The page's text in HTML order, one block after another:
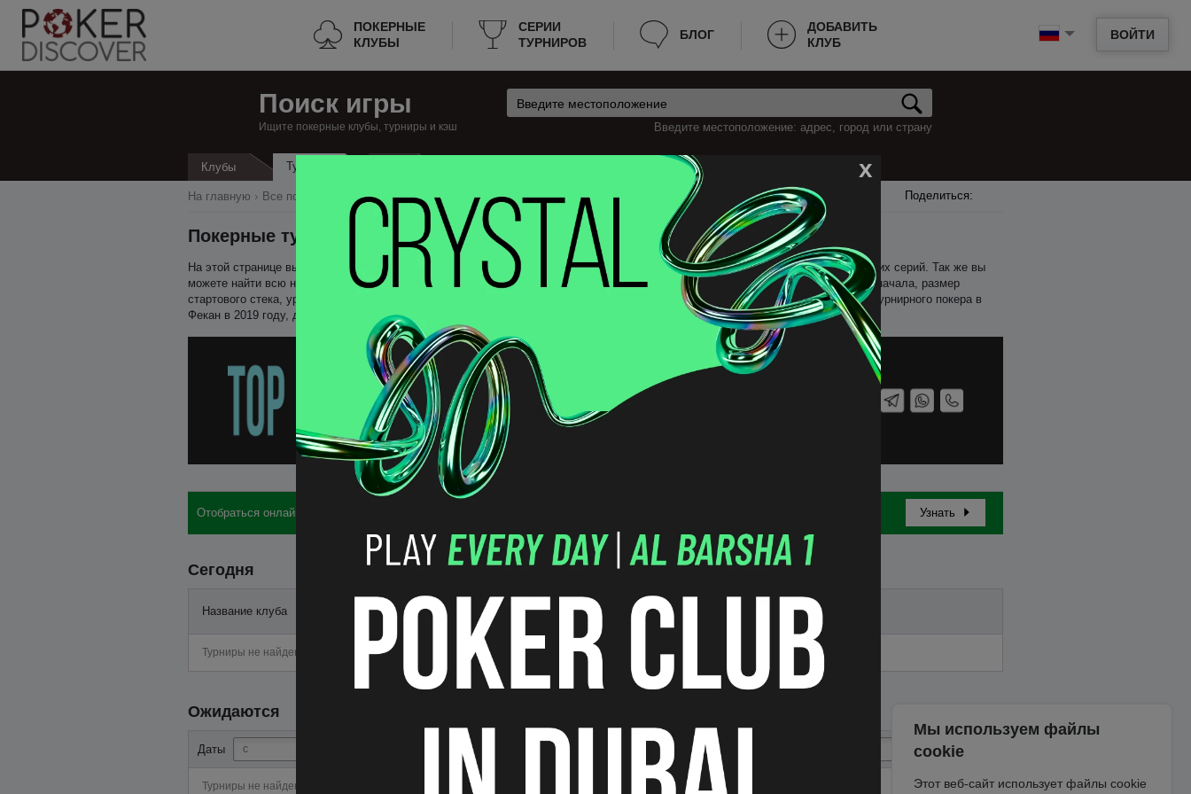
ВОЙТИ
ПОКЕРНЫЕ
КЛУБЫ
СЕРИИ
ТУРНИРОВ
БЛОГ
ДОБАВИТЬ
КЛУБ
Поиск игры
Ищите покерные клубы, турниры и кэш Введите местоположение: адрес, город или страну
Клубы Турниры x
Поделиться:
На главную Все покерные клубы Франция Фекан Турниры
Покерные турниры в Фекан
На этой странице вы можете найти все турниры по покеру в Фекан, которые будут проходить на этой неделе, и анонсы грядущих серий. Так же вы
можете найти всю необходимую информацию о турнирах, к примеру: расписание, место проведения, стоимость входа, время начала, размер
стартового стека, уровень блайндов, период поздней регистрации и прочее. Теперь не нужно тратить много времени на поиск турнирного покера в
Фекан в 2019 году, достаточно добавить эту страницу в закладки.
Отобраться онлайн: бай-ины, отели, логистика Узнать
Сегодня
Название клуба Старт
Поздняя
регистрация
Событие
Турниры не найдены
Ожидаются
Даты
Турниры не найдены
Мы используем файлы
cookie
Этот веб-сайт использует файлы cookie